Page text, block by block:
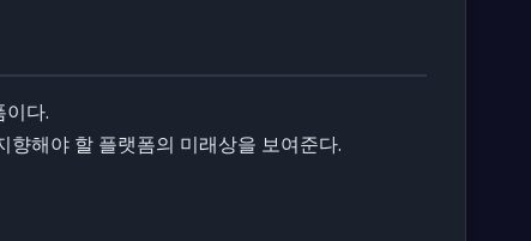
다.
향해야 할 플랫폼의 미래상을 보여준다.